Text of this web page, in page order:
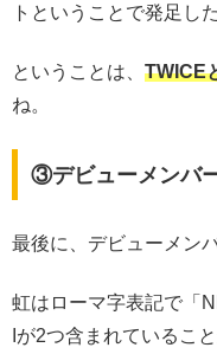
トということで発足し
ということは、 TWICE
ね。
③デビューメンバ
最後に、デビューメン
虹はローマ字表記で「
Iが2つ含まれているこ